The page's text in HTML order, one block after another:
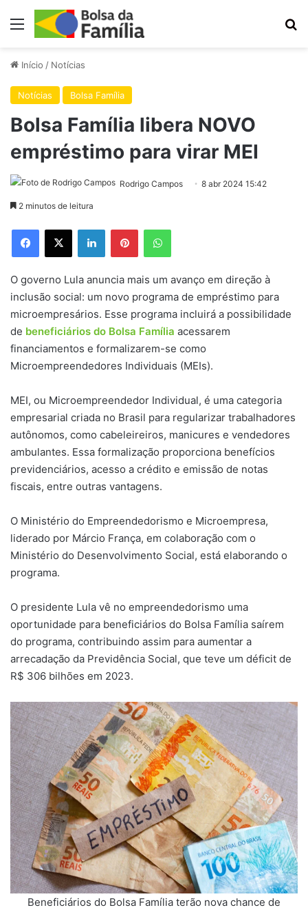
Menu
Início / Notícias
Notícias Bolsa Família
Bolsa Família libera NOVO
empréstimo para virar MEI
Rodrigo Campos 8 abr 2024 15:42
2 minutos de leitura
Facebook
X LinkedinPinterestWhatsApp
O governo Lula anuncia mais um avanço em direção à
inclusão social: um novo programa de empréstimo para
microempresários. Esse programa incluirá a possibilidade
de beneficiários do Bolsa Família acessarem
financiamentos e formalizarem-se como
Microempreendedores Individuais (MEIs).
MEI, ou Microempreendedor Individual, é uma categoria
empresarial criada no Brasil para regularizar trabalhadores
autônomos, como cabeleireiros, manicures e vendedores
ambulantes. Essa formalização proporciona benefícios
previdenciários, acesso a crédito e emissão de notas
fiscais, entre outras vantagens.
O Ministério do Empreendedorismo e Microempresa,
liderado por Márcio França, em colaboração com o
Ministério do Desenvolvimento Social, está elaborando o
programa.
O presidente Lula vê no empreendedorismo uma
oportunidade para beneficiários do Bolsa Família saírem
do programa, contribuindo assim para aumentar a
arrecadação da Previdência Social, que teve um déficit de
R$ 306 bilhões em 2023.
Beneficiários do Bolsa Família terão nova chance de